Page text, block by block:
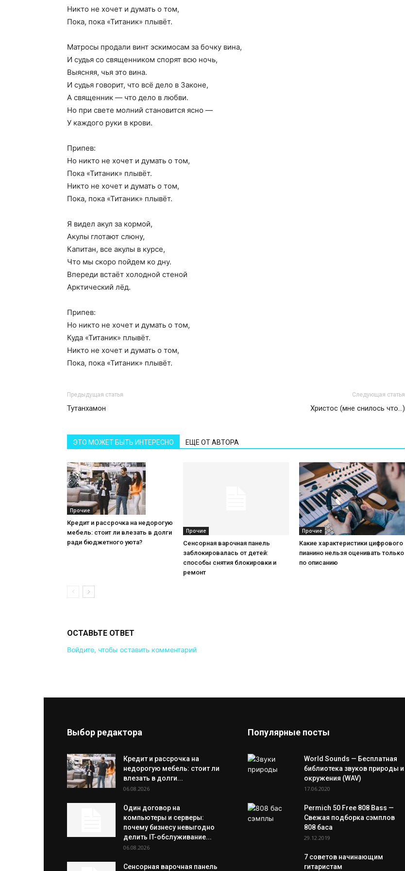
Никто не хочет и думать о том,
Пока, пока «Титаник» плывёт.
Матросы продали винт эскимосам за бочку вина,
И судья со священником спорят всю ночь,
Выясняя, чья это вина.
И судья говорит, что всё дело в Законе,
А священник — что дело в любви.
Но при свете молний становится ясно —
У каждого руки в крови.
Припев:
Но никто не хочет и думать о том,
Пока «Титаник» плывёт.
Никто не хочет и думать о том,
Пока, пока «Титаник» плывёт.
Я видел акул за кормой,
Акулы глотают слюну,
Капитан, все акулы в курсе,
Что мы скоро пойдем ко дну.
Впереди встаёт холодной стеной
Арктический лёд.
Припев:
Но никто не хочет и думать о том,
Куда «Титаник» плывёт.
Никто не хочет и думать о том,
Пока, пока «Титаник» плывёт.
Предыдущая статья
Тутанхамон
Следующая статья
Христос (мне снилось что…)
ЭТО МОЖЕТ БЫТЬ ИНТЕРЕСНО ЕЩЕ ОТ АВТОРА
Прочие
Кредит и рассрочка на недорогую
мебель: стоит ли влезать в долги
ради бюджетного уюта?
Прочие
Сенсорная варочная панель
заблокировалась от детей:
способы снятия блокировки и
ремонт
Прочие
Какие характеристики цифрового
пианино нельзя оценивать только
по описанию
ОСТАВЬТЕ ОТВЕТ
Войдите, чтобы оставить комментарий
Выбор редактора
Кредит и рассрочка на
недорогую мебель: стоит ли
влезать в долги...
06.08.2026
Один договор на
компьютеры и серверы:
почему бизнесу невыгодно
делить IT-обслуживание...
06.08.2026
Сенсорная варочная панель
Популярные посты
World Sounds — Бесплатная
библиотека звуков природы и
окружения (WAV)
17.06.2020
Permich 50 Free 808 Bass —
Свежая подборка сэмплов
808 баса
29.12.2019
7 советов начинающим
гитаристам